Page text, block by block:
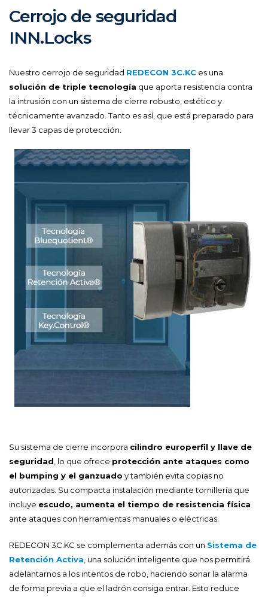
Cerrojo de seguridad
INN.Locks
Nuestro cerrojo de seguridad REDECON 3C.KC es una
solución de triple tecnología que aporta resistencia contra
la intrusión con un sistema de cierre robusto, estético y
técnicamente avanzado. Tanto es así, que está preparado para
llevar 3 capas de protección.
Su sistema de cierre incorpora cilindro europerfil y llave de
seguridad , lo que ofrece protección ante ataques como
el bumping y el ganzuado y también evita copias no
autorizadas. Su compacta instalación mediante tornillería que
incluye escudo, aumenta el tiempo de resistencia física
ante ataques con herramientas manuales o eléctricas.
REDECON 3C.KC se complementa además con un Sistema de
Retención Activa , una solución inteligente que nos permitirá
adelantarnos a los intentos de robo, haciendo sonar la alarma
de forma previa a que el ladrón consiga entrar. Esto reduce